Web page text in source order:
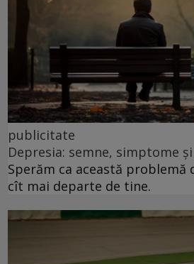
publicitate
Depresia: semne, simptome
Sperăm ca această problemă
cît mai departe de tine.